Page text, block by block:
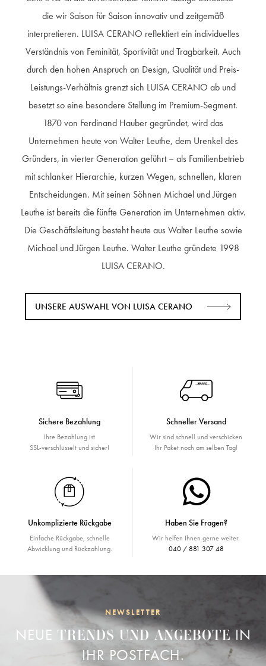
die wir Saison für Saison innovativ und zeitgemäß
interpretieren. LUISA CERANO reflektiert ein individuelles
Verständnis von Feminität, Sportivität und Tragbarkeit. Auch
durch den hohen Anspruch an Design, Qualität und Preis-
Leistungs-Verhältnis grenzt sich LUISA CERANO ab und
besetzt so eine besondere Stellung im Premium-Segment.
1870 von Ferdinand Hauber gegründet, wird das
Unternehmen heute von Walter Leuthe, dem Urenkel des
Gründers, in vierter Generation geführt – als Familienbetrieb
mit schlanker Hierarchie, kurzen Wegen, schnellen, klaren
Entscheidungen. Mit seinen Söhnen Michael und Jürgen
Leuthe ist bereits die fünfte Generation im Unternehmen aktiv.
Die Geschäftsleitung besteht heute aus Walter Leuthe sowie
Michael und Jürgen Leuthe. Walter Leuthe gründete 1998
LUISA CERANO.
UNSERE AUSWAHL VON LUISA CERANO
Sichere Bezahlung
Ihre Bezahlung ist
SSL-verschlüsselt und sicher!
Schneller Versand
Wir sind schnell und verschicken
Ihr Paket noch am selben Tag!
Unkomplizierte Rückgabe
Einfache Rückgabe, schnelle
Abwicklung und Rückzahlung.
Haben Sie Fragen?
Wir helfen Ihnen gerne weiter.
040 / 881 307 48
NEWSLETTER
NEUE TRENDS UND ANGEBOTEIN
IHR POSTFACH.